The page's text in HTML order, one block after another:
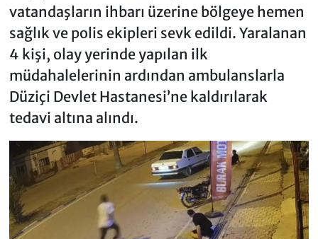
vatandaşların ihbarı üzerine bölgeye hemen
sağlık ve polis ekipleri sevk edildi. Yaralanan
4 kişi, olay yerinde yapılan ilk
müdahalelerinin ardından ambulanslarla
Düziçi Devlet Hastanesi’ne kaldırılarak
tedavi altına alındı.